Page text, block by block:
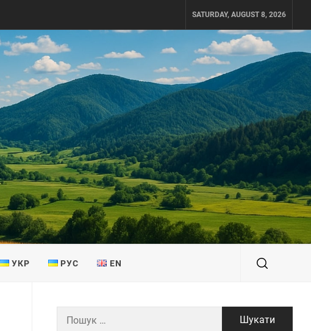
SATURDAY, AUGUST 8, 2026
УКР РУС EN